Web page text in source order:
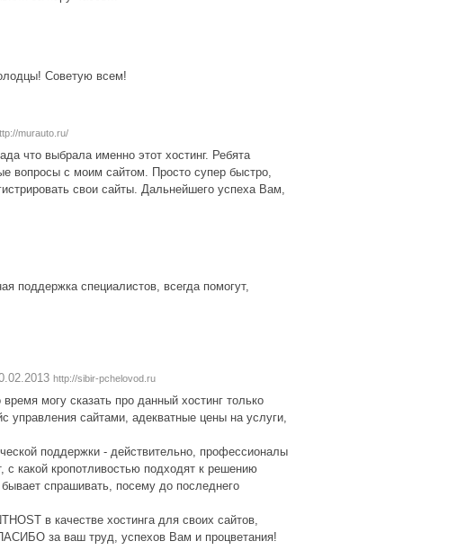
Советую всем!
murauto.ru/
что выбрала именно этот хостинг. Ребята
вопросы с моим сайтом. Просто супер быстро,
свои сайты. Дальнейшего успеха Вам,
поддержка специалистов, всегда помогут,
http://sibir-pchelovod.ru
могу сказать про данный хостинг только
управления сайтами, адекватные цены на услуги,
поддержки - действительно, профессионалы
с какой кропотливостью подходят к решению
спрашивать, посему до последнего
в качестве хостинга для своих сайтов,
за ваш труд, успехов Вам и процветания!